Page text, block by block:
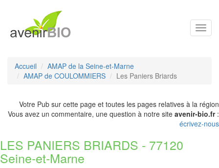
Accueil
AMAP de la Seine-et-Marne
AMAP de COULOMMIERS
Les Paniers Briards
Votre Pub sur cette page et toutes les pages relatives à la région
Vous avez un commentaire, une question à notre site avenir-bio.fr:
écrivez-nous
LES PANIERS BRIARDS - 77120
Seine-et-Marne